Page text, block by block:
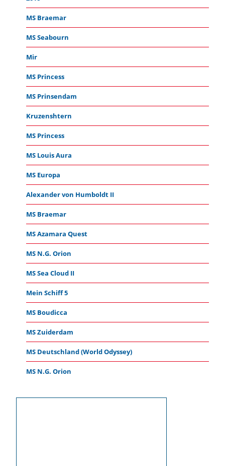
MS Braemar
MS Seabourn
Mir
MS Princess
MS Prinsendam
Kruzenshtern
MS Princess
MS Louis Aura
MS Europa
Alexander von Humboldt II
MS Braemar
MS Azamara Quest
MS N.G. Orion
MS Sea Cloud II
Mein Schiff 5
MS Boudicca
MS Zuiderdam
MS Deutschland (World Odyssey)
MS N.G. Orion